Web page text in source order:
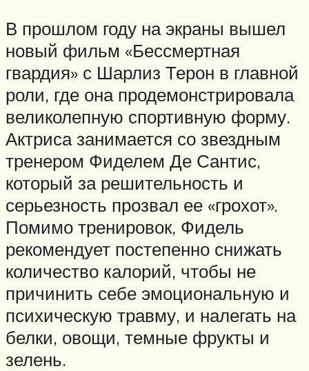
В прошлом году на экраны вышел
новый фильм «Бессмертная
гвардия» с Шарлиз Терон в главной
роли, где она продемонстрировала
великолепную спортивную форму.
Актриса занимается со звездным
тренером Фиделем Де Сантис,
который за решительность и
серьезность прозвал ее «грохот».
Помимо тренировок, Фидель
рекомендует постепенно снижать
количество калорий, чтобы не
причинить себе эмоциональную и
психическую травму, и налегать на
белки, овощи, темные фрукты и
зелень.